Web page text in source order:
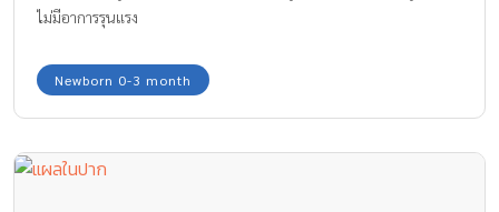
ไม่มีอาการรุนแรง
Newborn 0-3 month